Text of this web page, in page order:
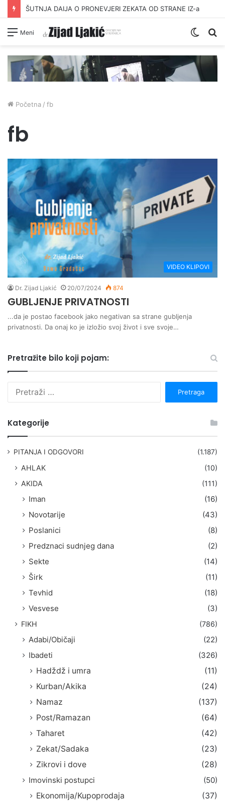
ŠUTNJA DAIJA O PRONEVJERI ZEKATA OD STRANE IZ-a
Meni
Switch
Početna / fb
fb
VIDEO KLIPOVI
Dr. Zijad Ljakić 20/07/2024 874
GUBLJENJE PRIVATNOSTI
...da je postao facebook jako negativan sa strane gubljenja
privatnosti. Da onaj ko je izložio svoj život i sve svoje…
Pretražite bilo koji pojam:
Kategorije
PITANJA I ODGOVORI (1.187)
AHLAK
(10)
AKIDA
(111)
Iman
(16)
Novotarije
(43)
Poslanici
(8)
Predznaci sudnjeg dana
(2)
Sekte
(14)
Širk
(11)
Tevhid
(18)
Vesvese
(3)
FIKH (786)
Adabi/Običaji
(22)
Ibadeti
(326)
Hadždž i umra
(11)
Kurban/Akika
(24)
Namaz
(137)
Post/Ramazan
(64)
Taharet
(42)
Zekat/Sadaka
(23)
Zikrovi i dove
(28)
Imovinski postupci
(50)
Ekonomija/Kupoprodaja
(37)